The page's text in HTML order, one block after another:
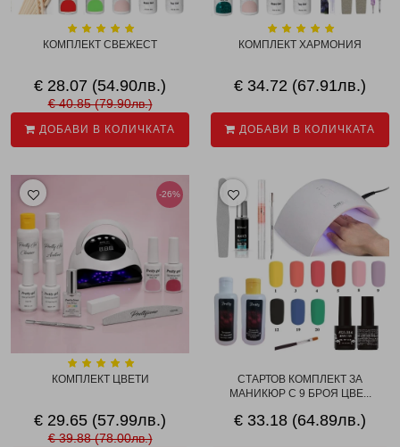
КОМПЛЕКТ СВЕЖЕСТ
€ 28.07 (54.90лв.)
€ 40.85 (79.90лв.)
ДОБАВИ В КОЛИЧКАТА
КОМПЛЕКТ ХАРМОНИЯ
€ 34.72 (67.91лв.)
ДОБАВИ В КОЛИЧКАТА
-26%
КОМПЛЕКТ ЦВЕТИ
€ 29.65 (57.99лв.)
€ 39.88 (78.00лв.)
СТАРТОВ КОМПЛЕКТ ЗА
МАНИКЮР С 9 БРОЯ ЦВЕ...
€ 33.18 (64.89лв.)